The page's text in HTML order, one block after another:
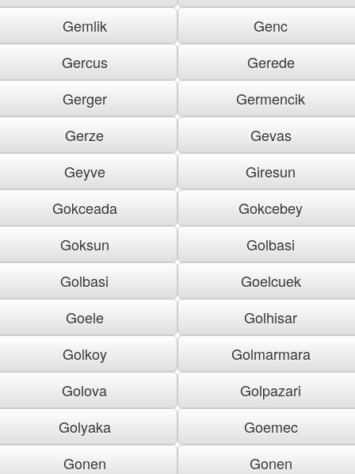
Gemlik
Genc
Gercus
Gerede
Gerger
Germencik
Gerze
Gevas
Geyve
Giresun
Gokceada
Gokcebey
Goksun
Golbasi
Golbasi
Goelcuek
Goele
Golhisar
Golkoy
Golmarmara
Golova
Golpazari
Golyaka
Goemec
Gonen
Gonen